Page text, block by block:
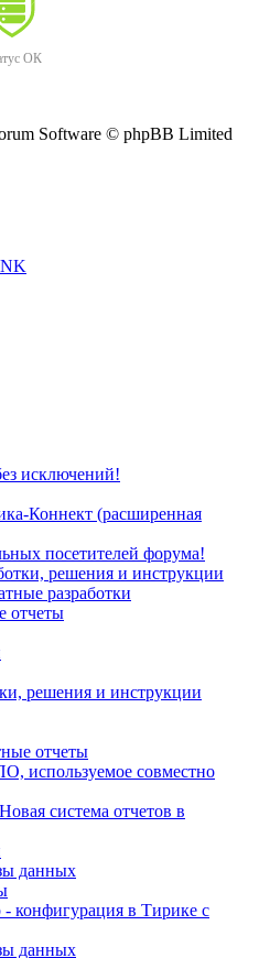
ОК
Software © phpBB Limited
исключений!
Коннект (расширенная
посетителей форума!
решения и инструкции
разработки
отчеты
решения и инструкции
отчеты
используемое совместно
система отчетов в
данных
конфигурация в Тирике с
данных